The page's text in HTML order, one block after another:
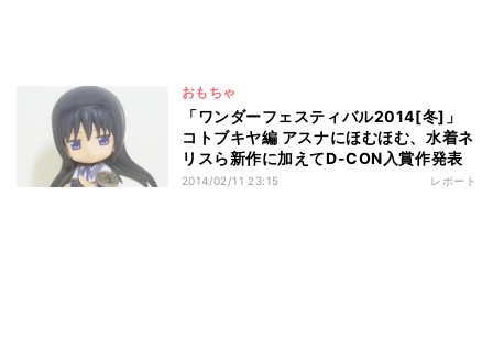
おもちゃ
「ワンダーフェスティバル2014[冬]」
コトブキヤ編 アスナにほむほむ、水着ネ
リスら新作に加えてD-CON入賞作発表
2014/02/11 23:15 レポート